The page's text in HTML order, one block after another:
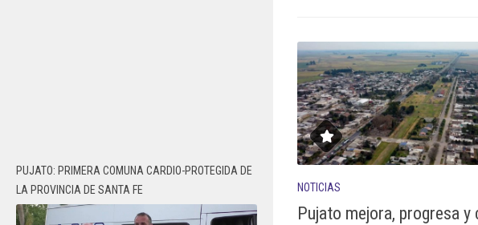
NOTICIAS
Pujato mejora, progresa y
PUJATO: PRIMERA COMUNA CARDIO-PROTEGIDA DE
LA PROVINCIA DE SANTA FE